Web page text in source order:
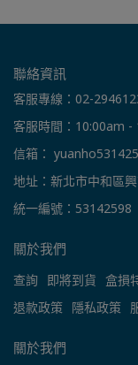
聯絡資訊
客服專線：02-
客服時間：10:00am -
信箱：
地址：新北市中和區
統一編號：53142598
關於我們
查詢 即將到貨 盒損
退款政策 隱私政策
關於我們